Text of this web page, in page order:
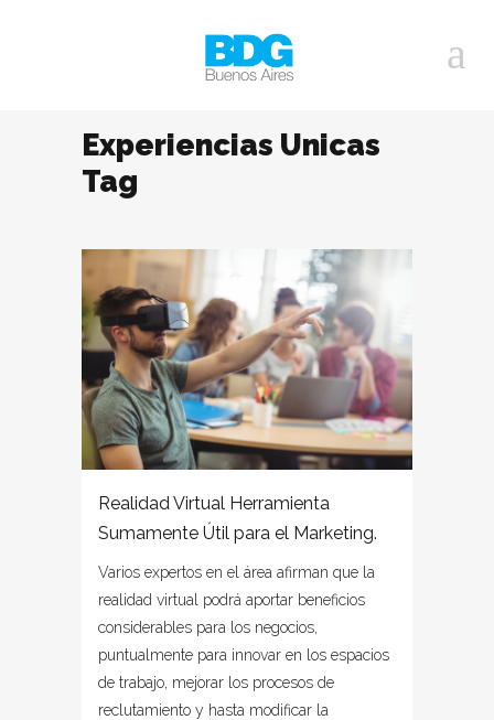
Experiencias Unicas
Tag
Realidad Virtual Herramienta
Sumamente Útil para el Marketing.
Varios expertos en el área afirman que la
realidad virtual podrá aportar beneficios
considerables para los negocios,
puntualmente para innovar en los espacios
de trabajo, mejorar los procesos de
reclutamiento y hasta modificar la